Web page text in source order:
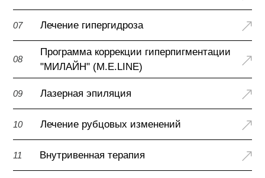
07 Лечение гипергидроза
08
Программа коррекции гиперпигментации
"МИЛАЙН" (M.E.LINE)
09 Лазерная эпиляция
10 Лечение рубцовых изменений
11 Внутривенная терапия